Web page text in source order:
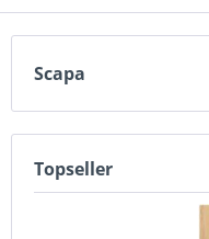
Scapa
Topseller